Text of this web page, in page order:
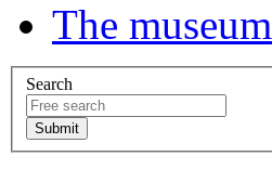
The museum
Search